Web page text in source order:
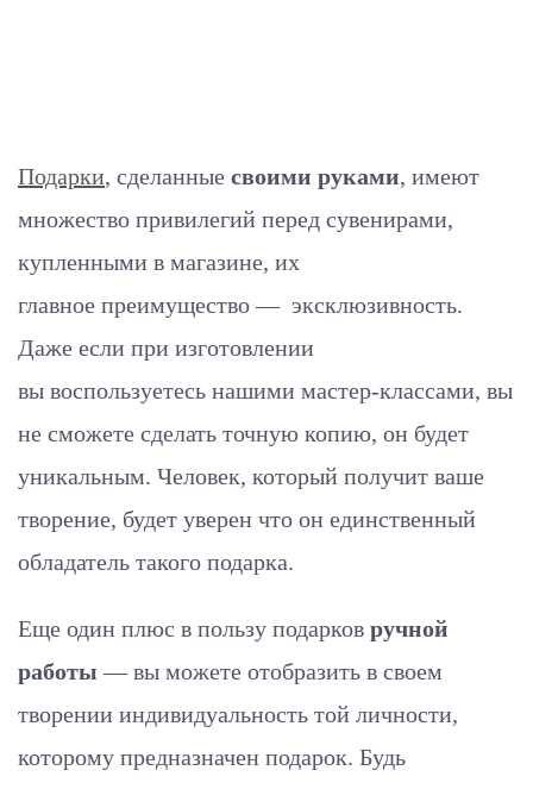
Подарки, сделанные своими руками, имеют
множество привилегий перед сувенирами,
купленными в магазине, их
главное преимущество — эксклюзивность.
Даже если при изготовлении
вы воспользуетесь нашими мастер-классами, вы
не сможете сделать точную копию, он будет
уникальным. Человек, который получит ваше
творение, будет уверен что он единственный
обладатель такого подарка.
Еще один плюс в пользу подарков ручной
работы — вы можете отобразить в своем
творении индивидуальность той личности,
которому предназначен подарок. Будь